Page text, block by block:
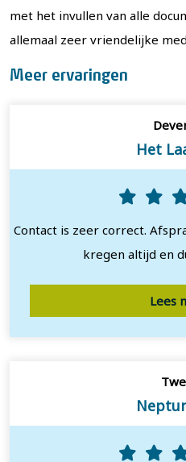
met het invullen van alle
allemaal zeer vriendelijke
Meer ervaringen
Het
Contact is zeer correct.
kregen altijd en
Lees